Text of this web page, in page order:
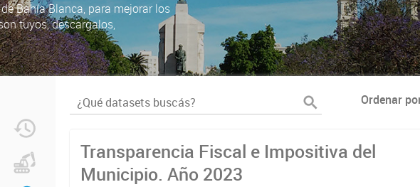
Bahía Blanca, para mejorar los
tuyos, descargalos,
Ordenar
Transparencia Fiscal e Impositiva del
Municipio. Año 2023